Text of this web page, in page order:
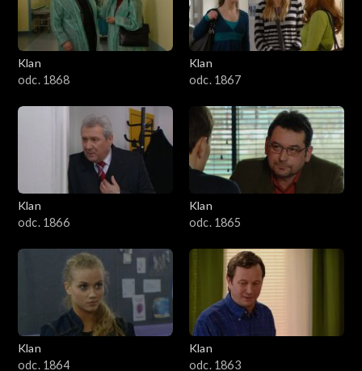
Klan
odc. 1868
Klan
odc. 1867
Klan
odc. 1866
Klan
odc. 1865
Klan
odc. 1864
Klan
odc. 1863